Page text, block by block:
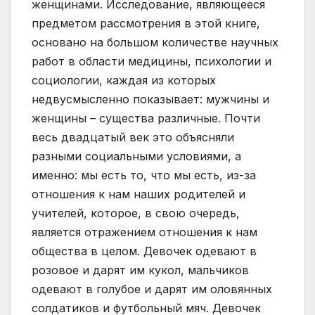
женщинами. Исследование, являющееся
предметом рассмотрения в этой книге,
основано на большом количестве научных
работ в области медицины, психологии и
социологии, каждая из которых
недвусмысленно показывает: мужчины и
женщины – существа различные. Почти
весь двадцатый век это объясняли
разными социальными условиями, а
именно: мы есть то, что мы есть, из-за
отношения к нам наших родителей и
учителей, которое, в свою очередь,
является отражением отношения к нам
общества в целом. Девочек одевают в
розовое и дарят им кукол, мальчиков
одевают в голубое и дарят им оловянных
солдатиков и футбольный мяч. Девочек